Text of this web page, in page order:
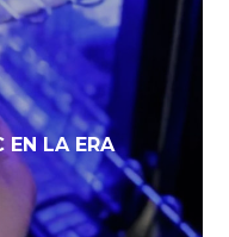
EN LA ERA